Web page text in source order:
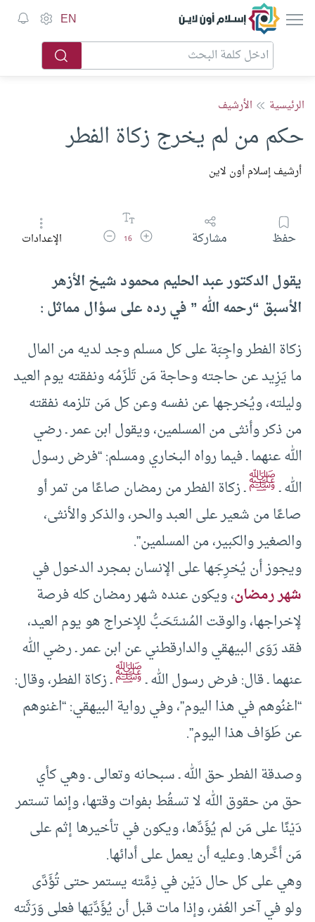
إسلام أون لاين EN
الرئيسية الأرشيف
حكم من لم يخرج زكاة الفطر
أرشيف إسلام أون لاين
حفظ مشاركة زيادة حجم الخط
16 تقليل حجم الخطالإعدادات
يقول الدكتور عبد الحليم محمود شيخ الأزهر
الأسبق “رحمه الله ” في رده على سؤال مماثل :
زكاة الفطر واجِبَة على كل مسلم وجد لديه من المال
ما يَزِيد عن حاجته وحاجة مَن تَلْزَمُه ونفقته يوم العيد
وليلته، ويُخرجها عن نفسه وعن كل مَن تلزمه نفقته
من ذكر وأنثى من المسلمين، ويقول ابن عمر ـ رضي
الله عنهما ـ فيما رواه البخاري ومسلم: “فرض رسول
الله ـﷺـ زكاة الفطر من رمضان صاعًا من تمر أو
صاعًا من شعير على العبد والحر، والذكر والأنثى،
والصغير والكبير، من المسلمين”.
ويجوز أن يُخرِجَها على الإنسان بمجرد الدخول في
شهر رمضان، ويكون عنده شهر رمضان كله فرصة
لإخراجها، والوقت المُسْتَحَبُّ للإخراج هو يوم العيد،
فقد رَوَى البيهقي والدارقطني عن ابن عمر ـ رضي الله
عنهما ـ قال: فرض رسول الله ـﷺـ زكاة الفطر، وقال:
“اغنُوهم في هذا اليوم”، وفي رواية البيهقي: “اغنوهم
عن طَوَاف هذا اليوم”.
وصدقة الفطر حق الله ـ سبحانه وتعالى ـ وهي كأي
حق من حقوق الله لا تسقُط بفوات وقتها، وإنما تستمر
دَيْنًا على مَن لم يُؤَدِّها، ويكون في تأخيرها إثم على
مَن أخَّرها. وعليه أن يعمل على أدائها.
وهي على كل حال دَيْن في ذِمَّته يستمر حتى تُؤَدَّى
ولو في آخر العُمْر، وإذا مات قبل أن يُؤَدِّيَها فعلى وَرَثَته